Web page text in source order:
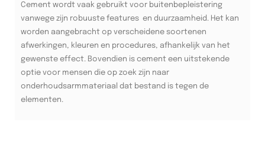
Cement wordt vaak gebruikt voor buitenbepleistering
vanwege zijn robuuste features en duurzaamheid. Het kan
worden aangebracht op verscheidene soortenen
afwerkingen, kleuren en procedures, afhankelijk van het
gewenste effect. Bovendien is cement een uitstekende
optie voor mensen die op zoek zijn naar
onderhoudsarmmateriaal dat bestand is tegen de
elementen.